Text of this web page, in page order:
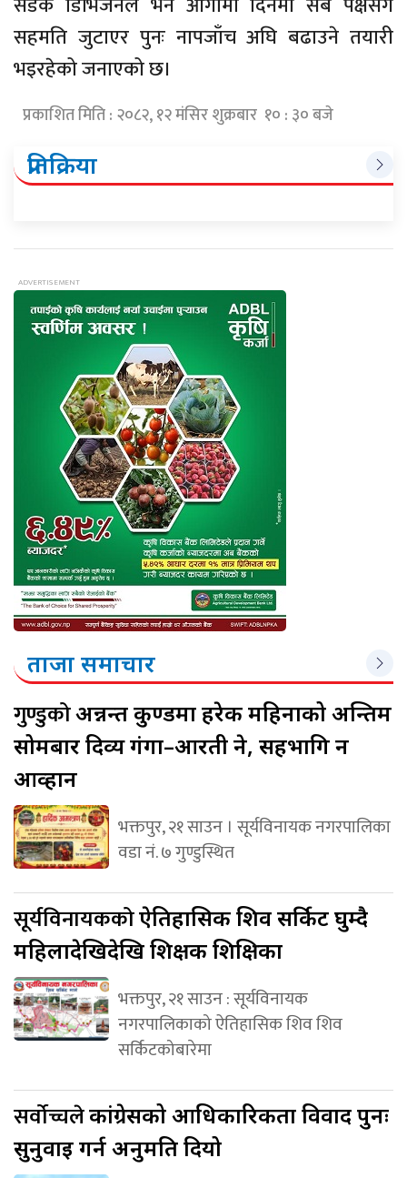
सहमति जुटाएर पुनः नापजाँच अघि बढाउने तयारी
भइरहेको जनाएको छ।
प्रकाशित मिति : २०८२, १२ मंसिर शुक्रबार १० : ३० बजे
प्रतिक्रिया
ताजा समाचार
गुण्डुकोअन्नन्त कुण्डमा हरेक महिनाको अन्तिम
सोमबार दिव्य गंगा–आरती हुने, सहभागि हुन
आव्हान
भक्तपुर, २१ साउन । सूर्यविनायक नगरपालिका
वडा नं. ७ गुण्डुस्थित
सूर्यविनायककोऐतिहासिक शिव सर्किट घुम्दै
महिलादेखिदेखि शिक्षक शिक्षिका
भक्तपुर, २१ साउन : सूर्यविनायक
नगरपालिकाको ऐतिहासिक शिव शिव
सर्किटकोबारेमा
सर्वोच्चलेकांग्रेसको आधिकारिकता विवाद पुनः
सुनुवाइ गर्न अनुमति दियो